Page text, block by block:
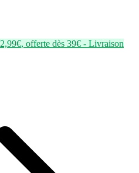
2,99€, offerte dès 39€ - Livraison